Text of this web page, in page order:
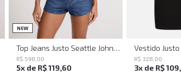
NEW P M
R$ 598 00
5x de R$119,60
PP
R$ 328 00
3x de R$109,